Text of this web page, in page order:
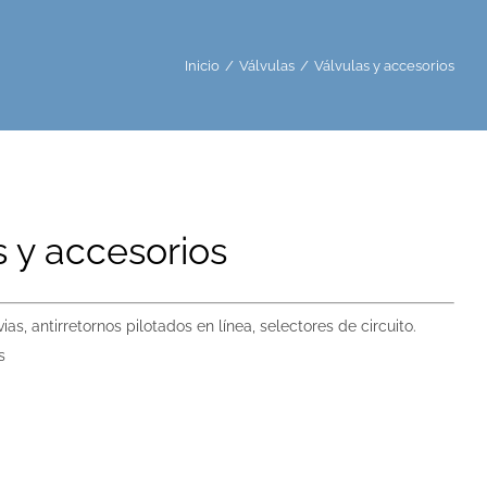
Inicio / Válvulas / Válvulas y accesorios
y accesorios
antirretornos pilotados en línea, selectores de circuito.